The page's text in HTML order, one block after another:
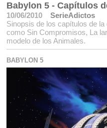
Babylon 5 - Capítulos
10/06/2010
SerieAdictos
Sinopsis de los capítulos de
como Sin Compromisos, La
modelo de los Animales.
BABYLON 5